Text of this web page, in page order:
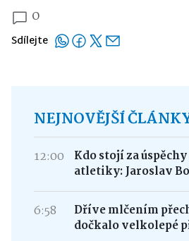
0
Sdílejte
NEJNOVĚJŠÍ
12:00
Kdo stojí za
atletiky: Jaroslav
6:58
Dříve mlčením
dočkalo velkolepé